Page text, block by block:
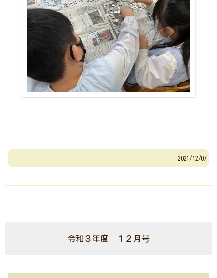
2021/12/07
令和３年度 １２月号